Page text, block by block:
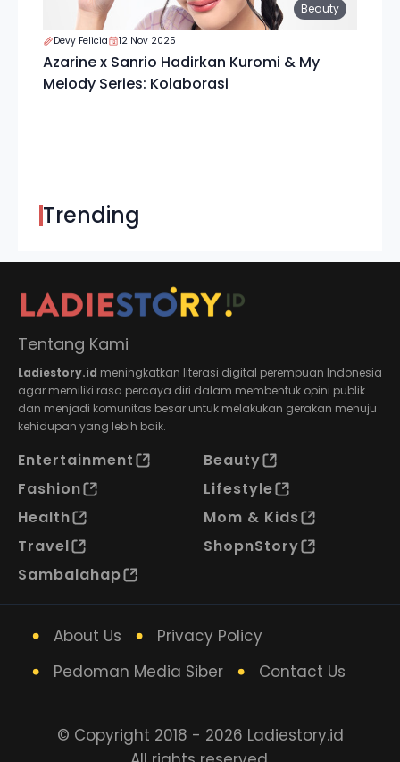
Beauty
Devy Felicia 12 Nov 2025
Azarine x Sanrio Hadirkan Kuromi & My
Melody Series: Kolaborasi
Trending
Tentang Kami
Ladiestory.id meningkatkan literasi digital perempuan Indonesia
agar memiliki rasa percaya diri dalam membentuk opini publik
dan menjadi komunitas besar untuk melakukan gerakan menuju
kehidupan yang lebih baik.
Entertainment
Beauty
Fashion
Lifestyle
Health
Mom & Kids
Travel
ShopnStory
Sambalahap
About Us
Privacy Policy
Pedoman Media Siber
Contact Us
© Copyright 2018 - 2026 Ladiestory.id